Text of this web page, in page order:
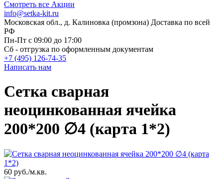
Смотреть все Акции
info@setka-kit.ru
Московская обл., д. Калиновка (промзона) Доставка по всей
РФ
Пн-Пт с 09:00 до 17:00
Сб - отгрузка по оформленным документам
+7 (495) 126-74-35
Написать нам
Сетка сварная
неоцинкованная ячейка
200*200 ∅4 (карта 1*2)
60 руб./м.кв.